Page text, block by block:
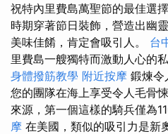
祝特內里費島萬聖節的最佳選擇
時期穿著節日裝飾，營造出幽
美味佳餚，肯定會吸引人。 台
里費島一艘獨特而激動人心的
身體撥筋教學 附近按摩 鍛煉令
您的團隊在海上享受令人毛骨
來源，第一個這樣的騎兵僅為
摩 在美國，類似的吸引力是新